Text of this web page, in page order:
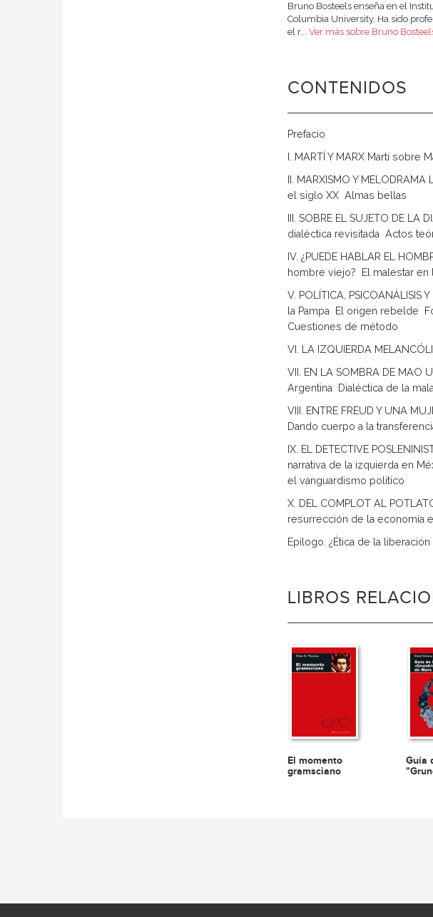
Bruno Bosteels enseña en el
Columbia University. Ha sido
el r... Ver más sobre Bruno
CONTENIDOS
Prefacio
I. MARTÍ Y MARX Martí sobre
II. MARXISMO Y
el siglo XX  Almas bellas
III. SOBRE EL SUJETO DE
dialéctica revisitada  Actos
IV. ¿PUEDE HABLAR EL
hombre viejo?  El malestar en
V. POLÍTICA, PSICOANÁLISIS
la Pampa  El origen rebelde 
Cuestiones de método
VI. LA IZQUIERDA
VII. EN LA SOMBRA DE MAO
Argentina  Dialéctica de la
VIII. ENTRE FREUD Y UNA
Dando cuerpo a la
IX. EL DETECTIVE
narrativa de la izquierda en
el vanguardismo político
X. DEL COMPLOT AL
resurrección de la economía
Epílogo. ¿Ética de la
LIBROS
El momento
gramsciano
Guía